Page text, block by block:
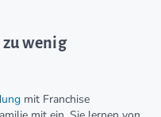
wenig
mit Franchise